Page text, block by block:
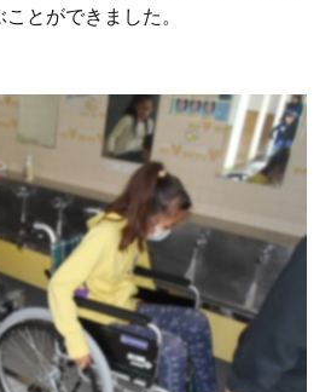
とができました。